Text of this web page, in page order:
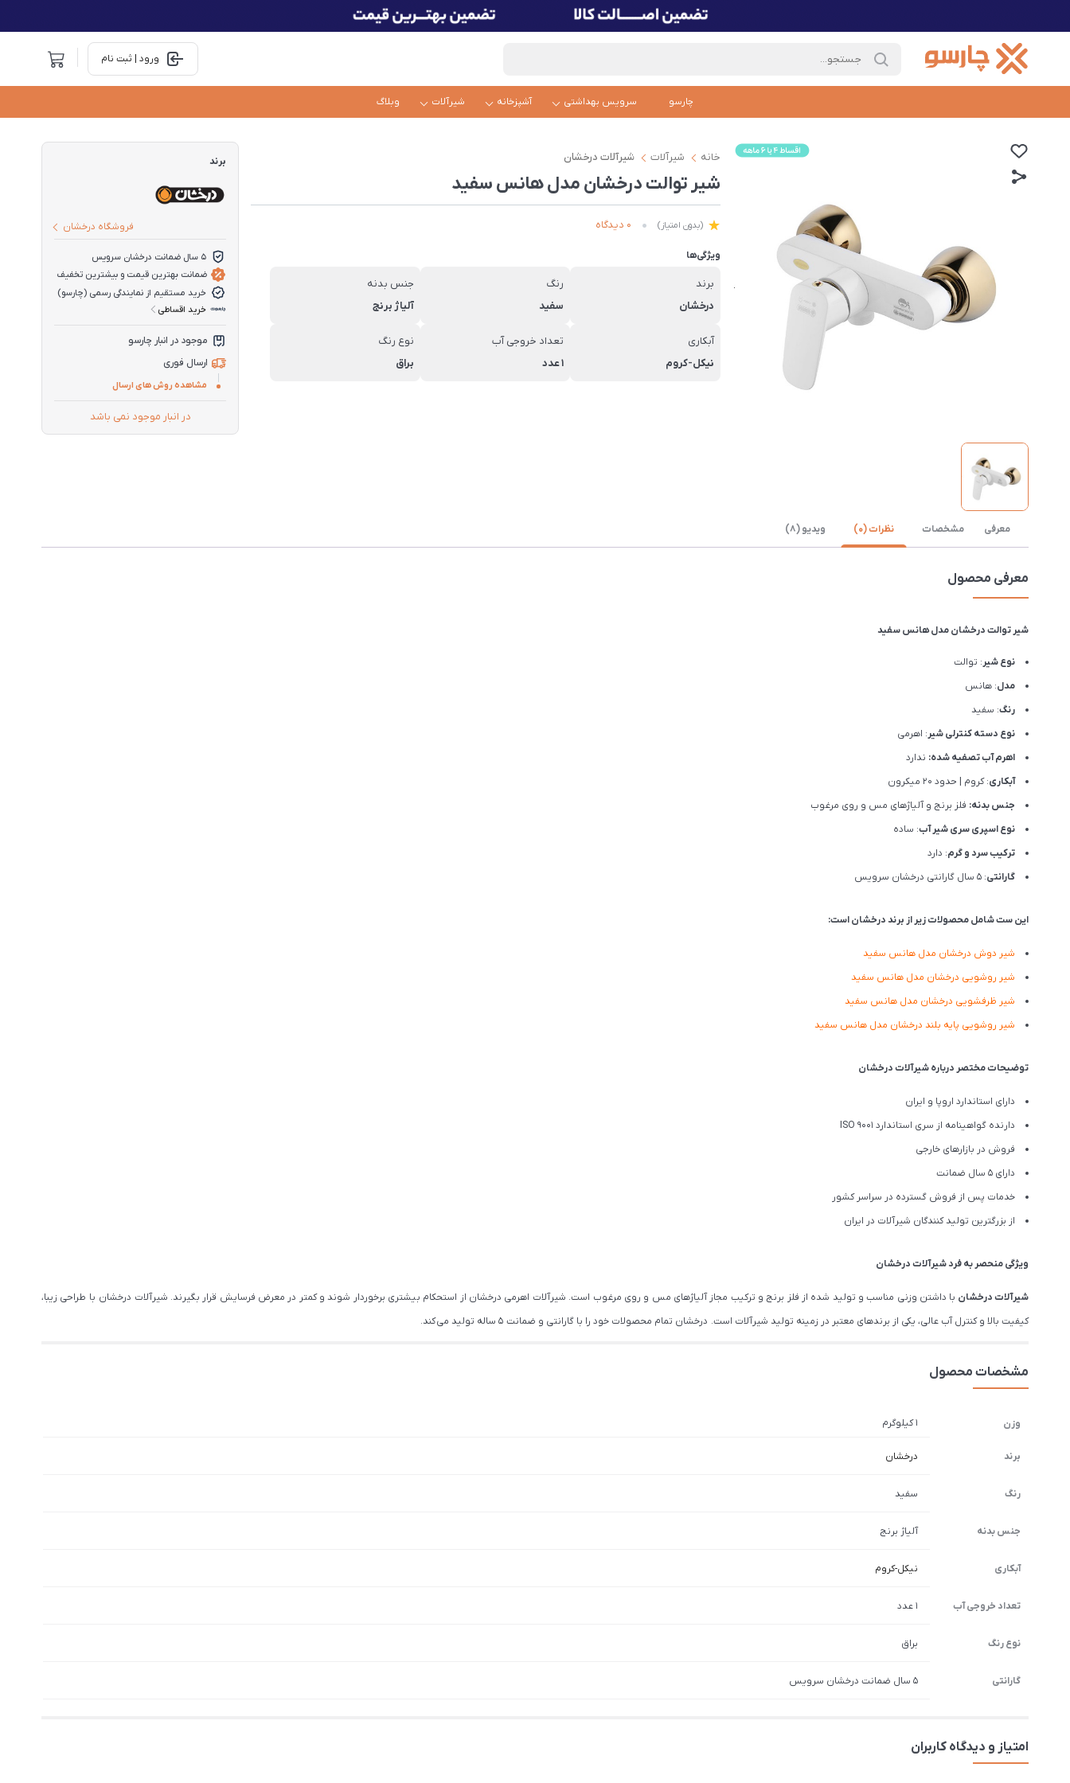
ورود | ثبت نام
چارسو سرویس بهداشتی آشپزخانه شیرآلات وبلاگ
خانه شیرآلات شیرآلات درخشان
شیر توالت درخشان مدل هانس سفید
(بدون امتیاز) 0 دیدگاه
ویژگی‌ها
برند
درخشان
رنگ
سفید
جنس بدنه
آلیاژ برنج
آبکاری
نیکل-کروم
تعداد خروجی آب
1 عدد
نوع رنگ
براق
برند
فروشگاه درخشان
5 سال ضمانت درخشان سرویس
ضمانت بهترین قیمت و بیشترین تخفیف
خرید مستقیم از نمایندگی رسمی (چارسو)
خرید اقساطی
موجود در انبار چارسو
ارسال فوری
مشاهده روش های ارسال
در انبار موجود نمی باشد
معرفی مشخصات نظرات (0) ویدیو (8)
معرفی محصول
شیر توالت درخشان مدل هانس سفید
نوع شیر: توالت
مدل: هانس
رنگ: سفید
نوع دسته کنترلی شیر: اهرمی
اهرم آب تصفیه شده: ندارد
آبکاری: کروم | حدود 20 میکرون
جنس بدنه: فلز برنج و آلیاژهای مس و روی مرغوب
نوع اسپری سری شیر آب: ساده
ترکیب سرد و گرم: دارد
گارانتی: 5 سال گارانتی درخشان سرویس
این ست شامل محصولات زیر از برند درخشان است:
شیر دوش درخشان مدل هانس سفید
شیر روشویی درخشان مدل هانس سفید
شیر ظرفشویی درخشان مدل هانس سفید
شیر روشویی پایه بلند درخشان مدل هانس سفید
توضیحات مختصر درباره شیرآلات درخشان
دارای استاندارد اروپا و ایران
دارنده گواهینامه از سری استاندارد ISO 9001
فروش در بازارهای خارجی
دارای 5 سال ضمانت
خدمات پس از فروش گسترده در سراسر کشور
از بزرگترین تولید کنندگان شیرآلات در ایران
ویژگی منحصر به فرد شیرآلات درخشان
شیرآلات درخشان با داشتن وزنی مناسب و تولید شده از فلز برنج و ترکیب مجاز آلیاژهای مس و روی مرغوب است. شیرآلات اهرمی درخشان از استحکام بیشتری برخوردار شوند و کمتر در معرض فرسایش قرار بگیرند. شیرآلات درخشان با طراحی زیبا،
کیفیت بالا و کنترل آب عالی، یکی از برندهای معتبر در زمینه تولید شیرآلات است. درخشان تمام محصولات خود را با گارانتی و ضمانت 5 ساله تولید می کند.
مشخصات محصول
وزن 1 کیلوگرم
برند درخشان
رنگ سفید
جنس بدنه آلیاژ برنج
آبکاری نیکل-کروم
تعداد خروجی آب 1 عدد
نوع رنگ براق
گارانتی 5 سال ضمانت درخشان سرویس
امتیاز و دیدگاه کاربران